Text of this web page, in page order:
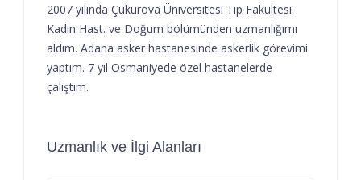
2007 yılında Çukurova Üniversitesi Tıp Fakültesi
Kadın Hast. ve Doğum bölümünden uzmanlığımı
aldım. Adana asker hastanesinde askerlik görevimi
yaptım. 7 yıl Osmaniyede özel hastanelerde
çalıştım.
Uzmanlık ve İlgi Alanları